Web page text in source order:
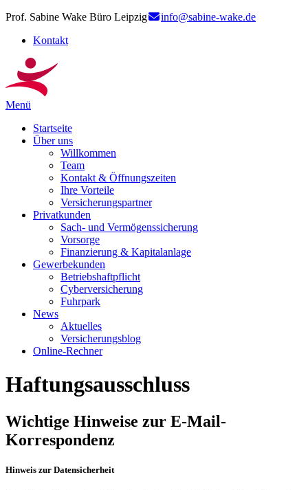
Prof. Sabine Wake Büro Leipzig
info@sabine-wake.de
Kontakt
Menü
Startseite
Über uns
Willkommen
Team
Kontakt & Öffnungszeiten
Ihre Vorteile
Versicherungspartner
Privatkunden
Sach- und Vermögenssicherung
Vorsorge
Finanzierung & Kapitalanlage
Gewerbekunden
Betriebshaftpflicht
Cyberversicherung
Fuhrpark
News
Aktuelles
Versicherungsblog
Online-Rechner
Haftungsausschluss
Wichtige Hinweise zur E-Mail-
Korrespondenz
Hinweis zur Datensicherheit